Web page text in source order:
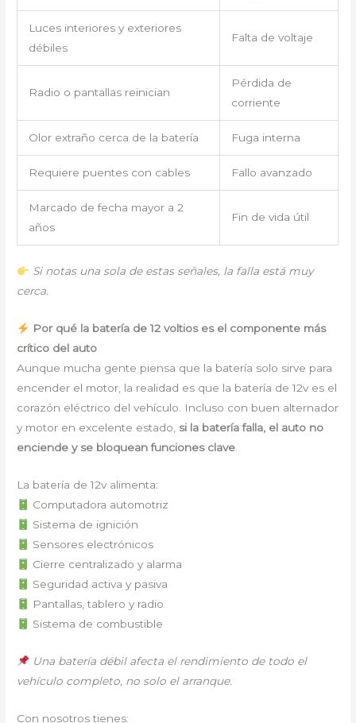
Luces interiores y exteriores
débiles
Falta de voltaje
Radio o pantallas reinician
Pérdida de
corriente
Olor extraño cerca de la batería Fuga interna
Requiere puentes con cables Fallo avanzado
Marcado de fecha mayor a 2
años
Fin de vida útil
Si notas una sola de estas señales, la falla está muy
cerca.
Por qué la batería de 12 voltios es el componente más
crítico del auto
Aunque mucha gente piensa que la batería solo sirve para
encender el motor, la realidad es que la batería de 12v es el
corazón eléctrico del vehículo. Incluso con buen alternador
y motor en excelente estado, si la batería falla, el auto no
enciende y se bloquean funciones clave.
La batería de 12v alimenta:
Computadora automotriz
Sistema de ignición
Sensores electrónicos
Cierre centralizado y alarma
Seguridad activa y pasiva
Pantallas, tablero y radio
Sistema de combustible
Una batería débil afecta el rendimiento de todo el
vehículo completo, no solo el arranque.
Con nosotros tienes: